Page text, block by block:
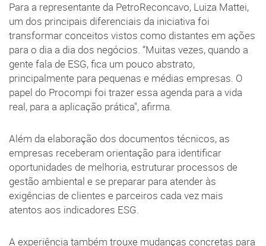
Para a representante da PetroReconcavo, Luiza Mattei,
um dos principais diferenciais da iniciativa foi
transformar conceitos vistos como distantes em ações
para o dia a dia dos negócios. “Muitas vezes, quando a
gente fala de ESG, fica um pouco abstrato,
principalmente para pequenas e médias empresas. O
papel do Procompi foi trazer essa agenda para a vida
real, para a aplicação prática", afirma.
Além da elaboração dos documentos técnicos, as
empresas receberam orientação para identificar
oportunidades de melhoria, estruturar processos de
gestão ambiental e se preparar para atender às
exigências de clientes e parceiros cada vez mais
atentos aos indicadores ESG.
A experiência também trouxe mudanças concretas para